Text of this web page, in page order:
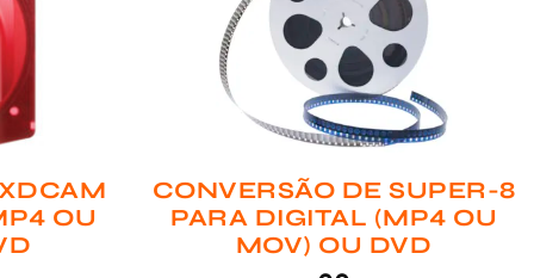
OU
CONVERSÃO DE SUPER-8
PARA DIGITAL (MP4 OU
MOV) OU DVD